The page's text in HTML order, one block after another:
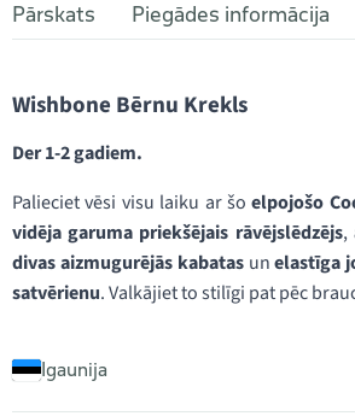
Pārskats Piegādes informācija
Wishbone Bērnu Krekls
Der 1-2 gadiem.
Palieciet vēsi visu laiku ar šoelpojošo
vidēja garuma priekšējais rāvējslēdzējs,
divas aizmugurējās kabatasunelastīga
satvērienu. Valkājiet to stilīgi pat pēc
Igaunija